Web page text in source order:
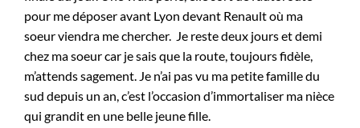
pour me déposer avant Lyon devant Renault où ma
soeur viendra me chercher. Je reste deux jours et demi
chez ma soeur car je sais que la route, toujours fidèle,
m’attends sagement. Je n’ai pas vu ma petite famille du
sud depuis un an, c’est l’occasion d’immortaliser ma nièce
qui grandit en une belle jeune fille.